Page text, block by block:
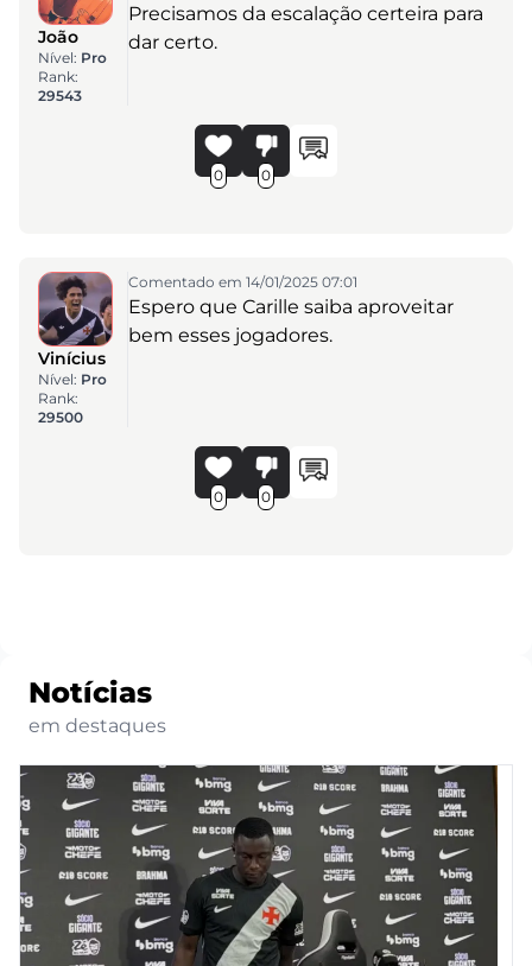
João
Nível: Pro
Rank:
29543
Precisamos da escalação certeira para
dar certo.
0 0
Vinícius
Nível: Pro
Rank:
29500
Comentado em 14/01/2025 07:01
Espero que Carille saiba aproveitar
bem esses jogadores.
0 0
Notícias
em destaques